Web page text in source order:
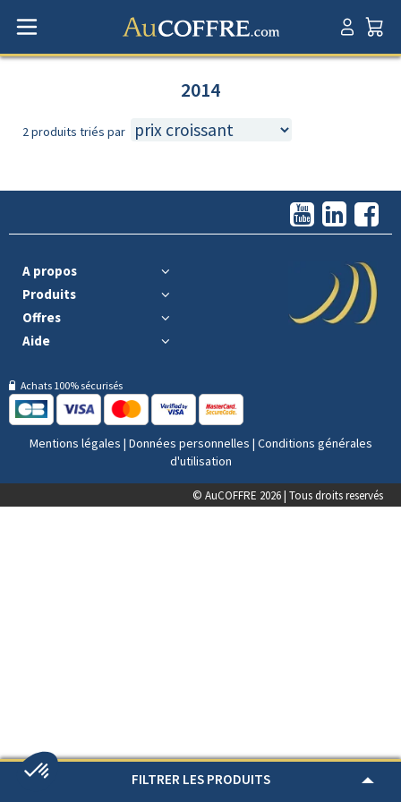
FILTRER LES PRODUITS
2014
2 produits triés par
A propos
Produits
Offres
Aide
Achats 100% sécurisés
Mentions légales | Données personnelles | Conditions générales
d'utilisation
© AuCOFFRE 2026 | Tous droits reservés